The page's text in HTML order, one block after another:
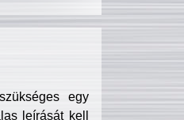
egy
leírását kell